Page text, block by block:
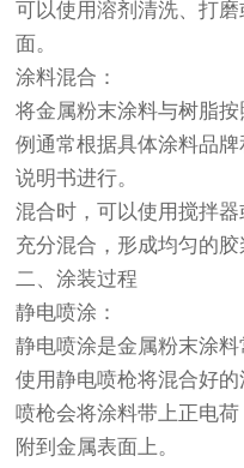
可以使用溶剂清洗、打
面。
涂料混合：
将金属粉末涂料与树脂
例通常根据具体涂料品
说明书进行。
混合时，可以使用搅拌
充分混合，形成均匀的胶
二、涂装过程
静电喷涂：
静电喷涂是金属粉末涂料
使用静电喷枪将混合好
喷枪会将涂料带上正电
附到金属表面上。